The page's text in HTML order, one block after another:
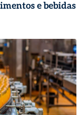
e bebidas